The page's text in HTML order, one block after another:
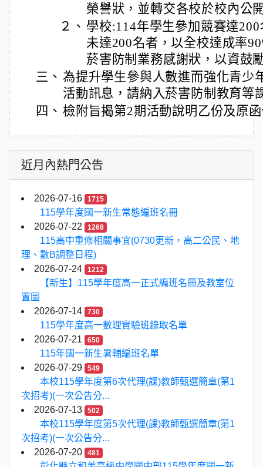
榮譽狀，並轉交各校於校內公
２、 學校:114年學生參加競賽達
未達200名者，以全校達成率
菸害防制業務感謝狀，以資鼓
三、 為提升學生參與人數進而強化青少
活動訊息，請納入菸害防制教育等
四、 檢附旨揭第2期活動說明乙份及原
近月內熱門公告
2026-07-16 1715
115學年度國一新生常態編班名冊
2026-07-22
1268
115高中重修相關事宜(0730更新，高二公民、地
理、數B調整日程)
2026-07-24
1212
【新生】115學年度高一正式編班名冊及教室位
置圖
2026-07-14
730
115學年度高一數理實驗班錄取名單
2026-07-21
650
115年國一新生暑輔編班名單
2026-07-29
549
本校115學年度第6次代理(課)教師甄選簡章(第1
次招考)(一次公告分...
2026-07-13
502
本校115學年度第5次代理(課)教師甄選簡章(第1
次招考)(一次公告分...
2026-07-20
481